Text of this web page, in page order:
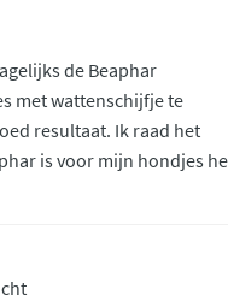
de Beaphar
met wattenschijfje te
resultaat. Ik raad het
is voor mijn hondjes